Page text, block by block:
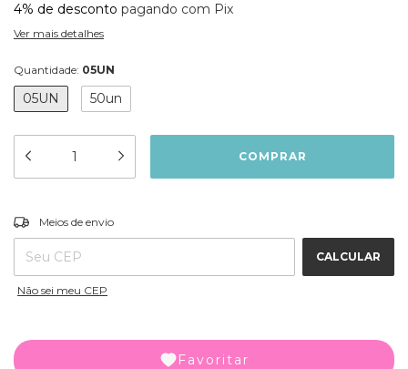
4% de desconto pagando com Pix
Ver mais detalhes
Quantidade: 05UN
05UN 50un
Entregas para o CEP:
Meios de envio
CALCULAR
Não sei meu CEP
Favoritar